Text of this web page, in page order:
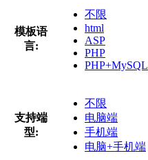
模板语
言:
不限
html
ASP
PHP
PHP+MySQL
支持端
型:
不限
电脑端
手机端
电脑+手机端